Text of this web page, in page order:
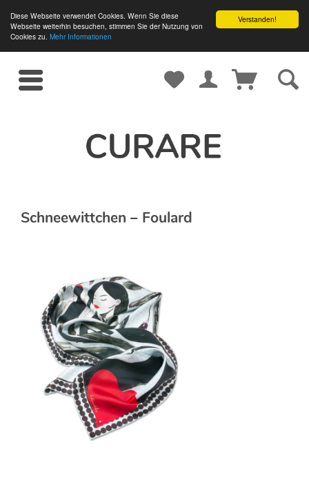
Verstanden!
Diese Webseite verwendet Cookies. Wenn Sie diese
Webseite weiterhin besuchen, stimmen Sie der Nutzung von
Cookies zu. Mehr Informationen
Schneewittchen – Foulard